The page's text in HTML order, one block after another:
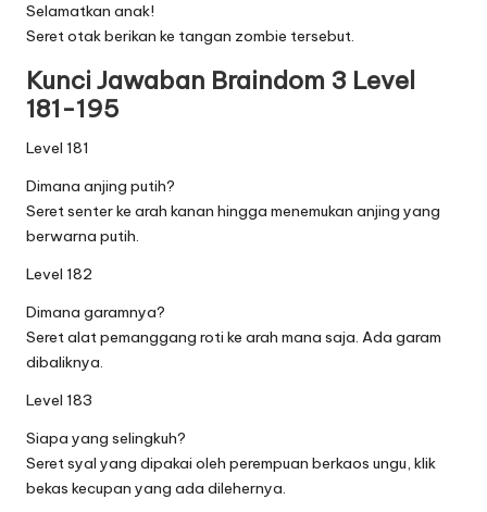
Selamatkan anak!
Seret otak berikan ke tangan zombie tersebut.
Kunci Jawaban Braindom 3 Level
181-195
Level 181
Dimana anjing putih?
Seret senter ke arah kanan hingga menemukan anjing yang
berwarna putih.
Level 182
Dimana garamnya?
Seret alat pemanggang roti ke arah mana saja. Ada garam
dibaliknya.
Level 183
Siapa yang selingkuh?
Seret syal yang dipakai oleh perempuan berkaos ungu, klik
bekas kecupan yang ada dilehernya.